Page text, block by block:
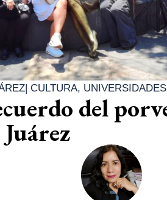
| CULTURA, UNIVERSIDADES
del